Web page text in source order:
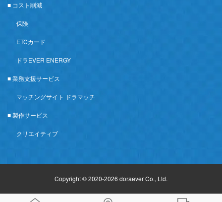
■ コスト削減
保険
ETCカード
ドラEVER ENERGY
■ 業務支援サービス
マッチングサイト ドラマッチ
■ 製作サービス
クリエイティブ
Copyright © 2020-2026 doraever Co., Ltd.